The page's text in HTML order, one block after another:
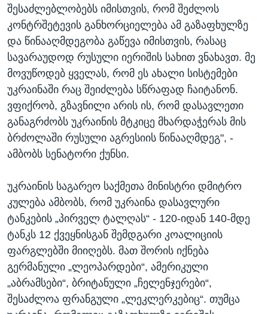
შესაძლებლობებს იმისთვის, რომ შეძლოს
კონტრშეტევის განხორციელება ამ გაზაფხულზე
და წინააღმდეგობა გაწევა იმისთვის, რასაც
სავარაუდოდ რუსული იერიშის სახით ვნახავთ. მე
მოვუწოდებ ყველას, რომ ეს ახალი სისტემები
უკრაინაში რაც შეიძლება სწრაფად ჩაიტანონ.
ვფიქრობ, გზავნილი არის ის, რომ დასავლეთი
განაგრძობს უკრაინის მტკიცე მხარდაჭერას მის
ბრძოლაში რუსული აგრესიის წინააღმდეგ", -
ამბობს სენატორი ქუნსი.
უკრაინის საგარეო საქმეთა მინისტრი დმიტრო
კულება ამბობს, რომ უკრაინა დასავლური
ტანკების „პირველ ტალღას“ - 120-იდან 140-მდე
ტანკს 12 ქვეყნისგან შემდგარი კოალიციის
ფარგლებში მიიღებს. მათ შორის იქნება
გერმანული „ლეოპარდები“, ამერიკული
„აბრამსები“, ბრიტანული „ჩელენჯერები“,
შესაძლოა ფრანგული „ლეკლერკებიც“. თუმცა